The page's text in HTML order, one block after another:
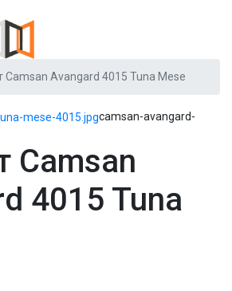
Camsan Avangard 4015 Tuna Mese
camsan-avangard-
Camsan
4015 Tuna